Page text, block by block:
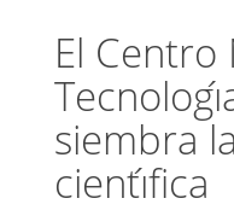
El Centro
siembra
cientı́fica